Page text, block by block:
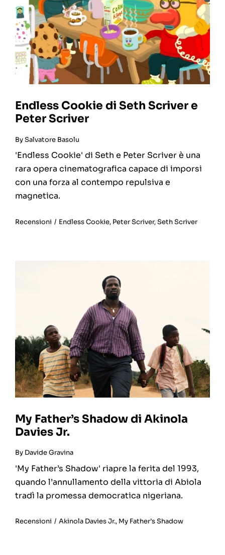
Endless Cookie di Seth Scriver e
Peter Scriver
BySalvatore Basolu
'Endless Cookie' di Seth e Peter Scriver è una
rara opera cinematografica capace di imporsi
con una forza al contempo repulsiva e
magnetica.
Recensioni / Endless Cookie, Peter Scriver,Seth Scriver
My Father’s Shadow di Akinola
Davies Jr.
By Davide Gravina
'My Father’s Shadow' riapre la ferita del 1993,
quando l’annullamento della vittoria di Abiola
tradì la promessa democratica nigeriana.
Recensioni / Akinola Davies Jr., My Father’s Shadow